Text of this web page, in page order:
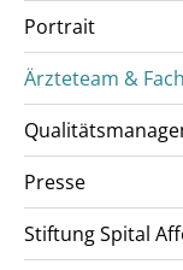
Portrait
Ärzteteam &
Presse
Stiftung Spital